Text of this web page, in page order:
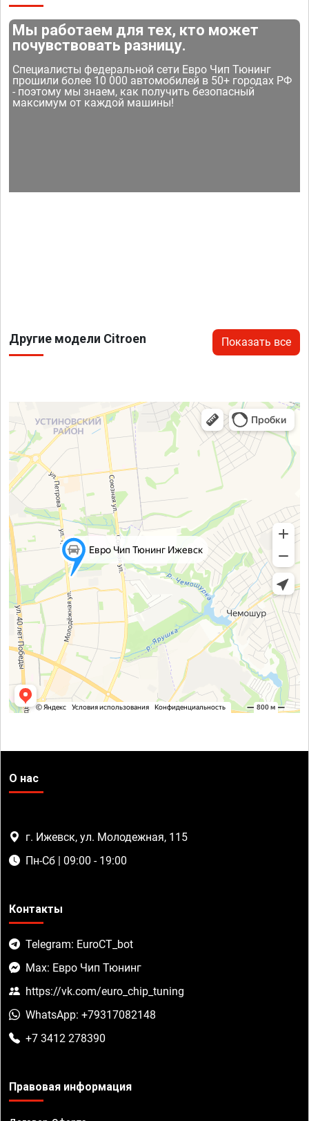
Мы работаем для тех, кто может
почувствовать разницу.
Специалисты федеральной сети Евро Чип Тюнинг
прошили более 10 000 автомобилей в 50+ городах РФ
- поэтому мы знаем, как получить безопасный
максимум от каждой машины!
Другие модели Citroen Показать все
О нас
г. Ижевск, ул. Молодежная, 115
Пн-Сб | 09:00 - 19:00
Контакты
Telegram: EuroCT_bot
Max: Евро Чип Тюнинг
https://vk.com/euro_chip_tuning
WhatsApp: +79317082148
+7 3412 278390
Правовая информация